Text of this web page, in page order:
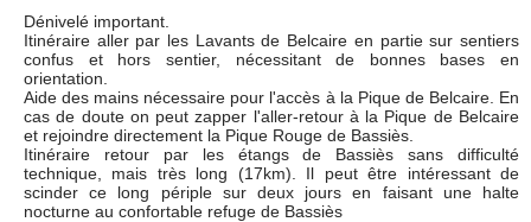
Dénivelé important.
Itinéraire aller par les Lavants de Belcaire en partie sur sentiers
confus et hors sentier, nécessitant de bonnes bases en
orientation.
Aide des mains nécessaire pour l'accès à la Pique de Belcaire. En
cas de doute on peut zapper l'aller-retour à la Pique de Belcaire
et rejoindre directement la Pique Rouge de Bassiès.
Itinéraire retour par les étangs de Bassiès sans difficulté
technique, mais très long (17km). Il peut être intéressant de
scinder ce long périple sur deux jours en faisant une halte
nocturne au confortable refuge de Bassiès